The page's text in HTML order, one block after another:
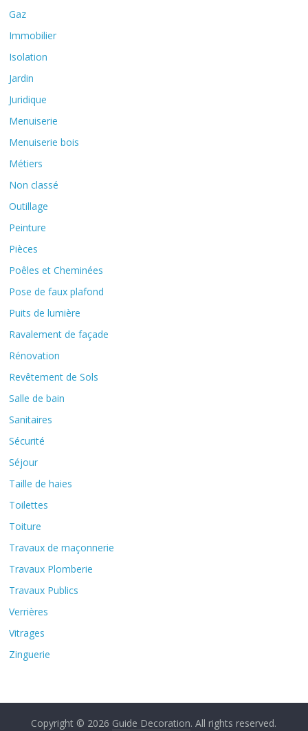
Gaz
Immobilier
Isolation
Jardin
Juridique
Menuiserie
Menuiserie bois
Métiers
Non classé
Outillage
Peinture
Pièces
Poêles et Cheminées
Pose de faux plafond
Puits de lumière
Ravalement de façade
Rénovation
Revêtement de Sols
Salle de bain
Sanitaires
Sécurité
Séjour
Taille de haies
Toilettes
Toiture
Travaux de maçonnerie
Travaux Plomberie
Travaux Publics
Verrières
Vitrages
Zinguerie
Copyright © 2026 Guide Decoration. All rights reserved.